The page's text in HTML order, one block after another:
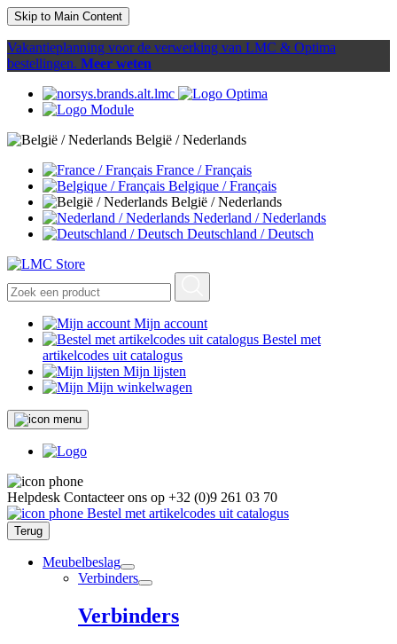
Skip to Main Content
Vakantieplanning voor de verwerking van LMC & Optima
bestellingen. Meer weten
België / Nederlands
France / Français
Belgique / Français
België / Nederlands
Nederland / Nederlands
Deutschland / Deutsch
Mijn account
Bestel met
artikelcodes uit catalogus
Mijn lijsten
Mijn winkelwagen
Helpdesk Contacteer ons op +32 (0)9 261 03 70
Bestel met artikelcodes uit catalogus
Terug
Meubelbeslag
Verbinders
Verbinders